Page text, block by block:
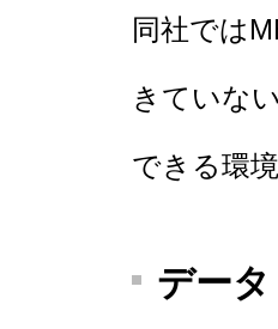
同社では
きていな
できる環
デー